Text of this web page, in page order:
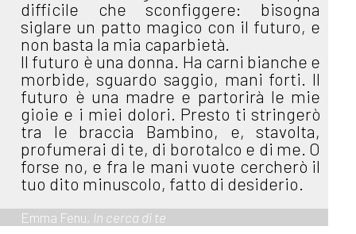
difficile che sconfiggere: bisogna
siglare un patto magico con il futuro, e
non basta la mia caparbietà.
Il futuro è una donna. Ha carni bianche e
morbide, sguardo saggio, mani forti. Il
futuro è una madre e partorirà le mie
gioie e i miei dolori. Presto ti stringerò
tra le braccia Bambino, e, stavolta,
profumerai di te, di borotalco e di me. O
forse no, e fra le mani vuote cercherò il
tuo dito minuscolo, fatto di desiderio.
Emma Fenu, In cerca di te